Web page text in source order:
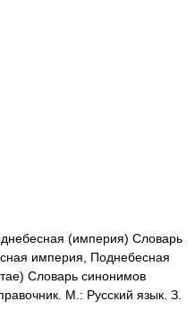
(империя) Словарь
империя, Поднебесная
Словарь синонимов
М.: Русский язык. З.